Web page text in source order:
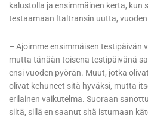
kalustolla ja ensimmäinen kerta, kun
testaamaan Italtransin uutta,
– Ajoimme ensimmäisen testipäivän
mutta tänään toisena testipäivänä
ensi vuoden pyörän. Muut, jotka
olivat kehuneet sitä hyväksi, mutta
erilainen vaikutelma. Suoraan
siitä, sillä en saanut sitä istumaan